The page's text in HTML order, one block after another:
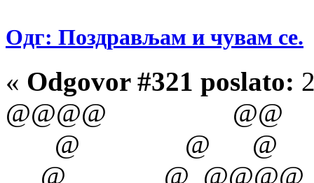
Одг: Поздрављам и чувам се.
« Odgovor #321 poslato:
@@@@
@ @ @
@ @